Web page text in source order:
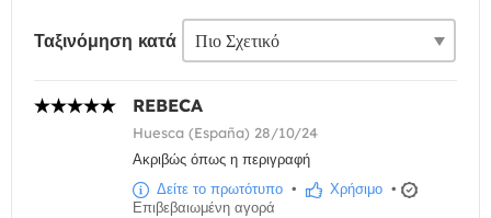
Ταξινόμηση κατά
REBECA
Huesca (España) 28/10/24
Ακριβώς όπως η περιγραφή
Δείτε το πρωτότυπο • Χρήσιμο •
Επιβεβαιωμένη αγορά